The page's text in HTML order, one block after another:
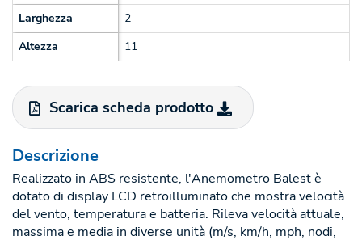
Larghezza
2
Altezza
11
Scarica scheda prodotto
Descrizione
Realizzato in ABS resistente, l'Anemometro Balest è
dotato di display LCD retroilluminato che mostra velocità
del vento, temperatura e batteria. Rileva velocità attuale,
massima e media in diverse unità (m/s, km/h, mph, nodi,